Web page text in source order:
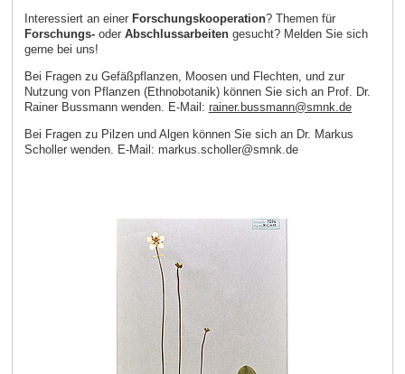
Interessiert an einer Forschungskooperation? Themen für
Forschungs-oder Abschlussarbeitengesucht? Melden Sie sich
gerne bei uns!
Bei Fragen zu Gefäßpflanzen, Moosen und Flechten, und zur
Nutzung von Pflanzen (Ethnobotanik) können Sie sich an Prof. Dr.
Rainer Bussmann wenden. E‑Mail: rainer.bussmann@smnk.de
Bei Fragen zu Pilzen und Algen können Sie sich an Dr. Markus
Scholler wenden. E‑Mail: markus.scholler@smnk.de